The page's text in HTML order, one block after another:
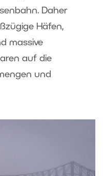
Daher
Häfen,
massive
auf die
und